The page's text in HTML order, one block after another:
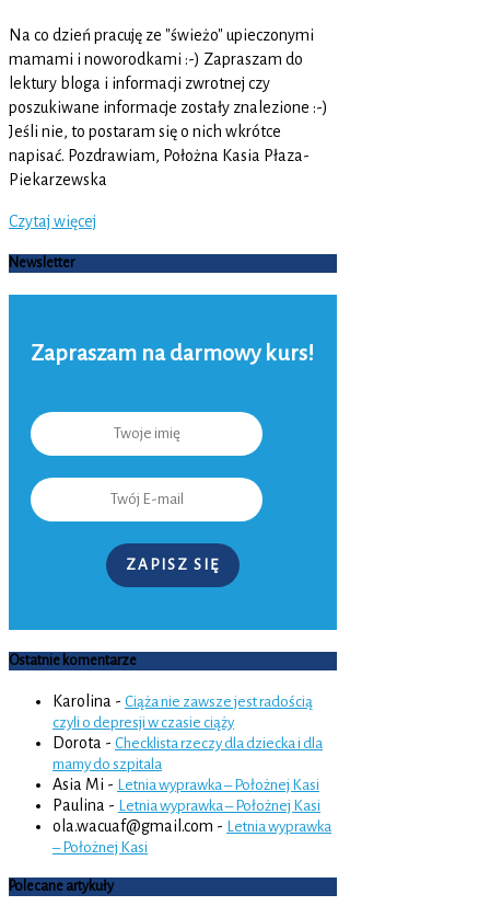
Na co dzień pracuję ze "świeżo" upieczonymi
mamami i noworodkami :-) Zapraszam do
lektury bloga i informacji zwrotnej czy
poszukiwane informacje zostały znalezione :-)
Jeśli nie, to postaram się o nich wkrótce
napisać. Pozdrawiam, Położna Kasia Płaza-
Piekarzewska
Czytaj więcej
Newsletter
Zapraszam na darmowy kurs!
ZAPISZ SIĘ
Ostatnie komentarze
Karolina - Ciąża nie zawsze jest radością
czyli o depresji w czasie ciąży
Dorota - Checklista rzeczy dla dziecka i dla
mamy do szpitala
Asia Mi - Letnia wyprawka – Położnej Kasi
Paulina - Letnia wyprawka – Położnej Kasi
ola.wacuaf@gmail.com - Letnia wyprawka
– Położnej Kasi
Polecane artykuły